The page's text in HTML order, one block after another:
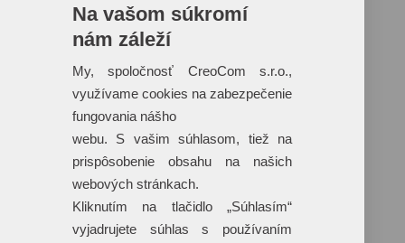
Reklamné predmety s plnofarebnou
potlačou
Dáždniky
Tašky
Hračky
Klobúky
Na vašom súkromí
nám záleží
My, spoločnosť CreoCom s.r.o.,
využívame cookies na zabezpečenie
fungovania nášho
webu. S vašim súhlasom, tiež na
prispôsobenie obsahu na našich
webových stránkach.
Kliknutím na tlačidlo „Súhlasím“
vyjadrujete súhlas s používaním